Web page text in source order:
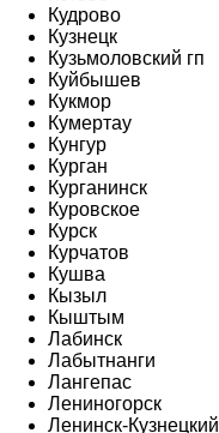
Кудрово
Кузнецк
Кузьмоловский гп
Куйбышев
Кукмор
Кумертау
Кунгур
Курган
Курганинск
Куровское
Курск
Курчатов
Кушва
Кызыл
Кыштым
Лабинск
Лабытнанги
Лангепас
Лениногорск
Ленинск-Кузнецкий